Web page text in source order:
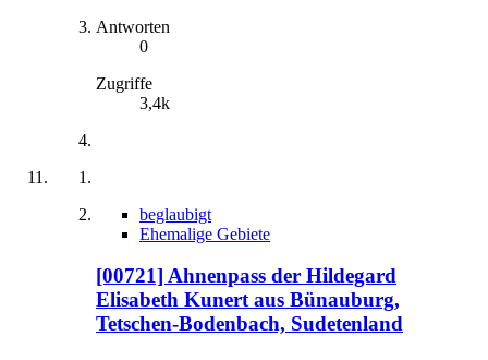
Antworten
0
Zugriffe
3,4k
beglaubigt
Ehemalige Gebiete
[00721] Ahnenpass der Hildegard
Elisabeth Kunert aus Bünauburg,
Tetschen-Bodenbach, Sudetenland